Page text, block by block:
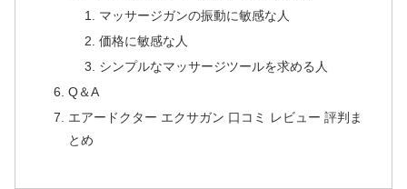
マッサージガンの振動に敏感な人
価格に敏感な人
シンプルなマッサージツールを求める人
Q＆A
エアードクター エクサガン 口コミ レビュー 評判ま
とめ